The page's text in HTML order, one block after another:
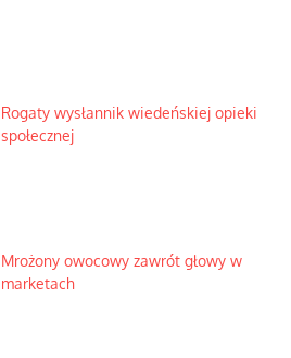
Rogaty wysłannik wiedeńskiej opieki
społecznej
Mrożony owocowy zawrót głowy w
marketach